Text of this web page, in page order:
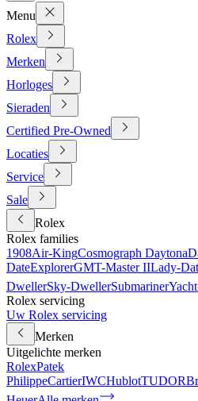
Menu
Rolex
Merken
Horloges
Sieraden
Certified Pre-Owned
Locaties
Service
Sale
Rolex
Rolex families
1908Air-KingCosmograph Daytona
DateExplorerGMT-Master IILady-
DwellerSky-DwellerSubmariner
Rolex servicing
Uw Rolex servicing
Merken
Uitgelichte merken
RolexPatek
PhilippeCartierIWCHublotTUDOR